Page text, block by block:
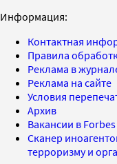
Информация:
Контактная
Правила
Реклама в
Реклама на сайте
Условия
Архив
Вакансии в
Сканер
терроризму и